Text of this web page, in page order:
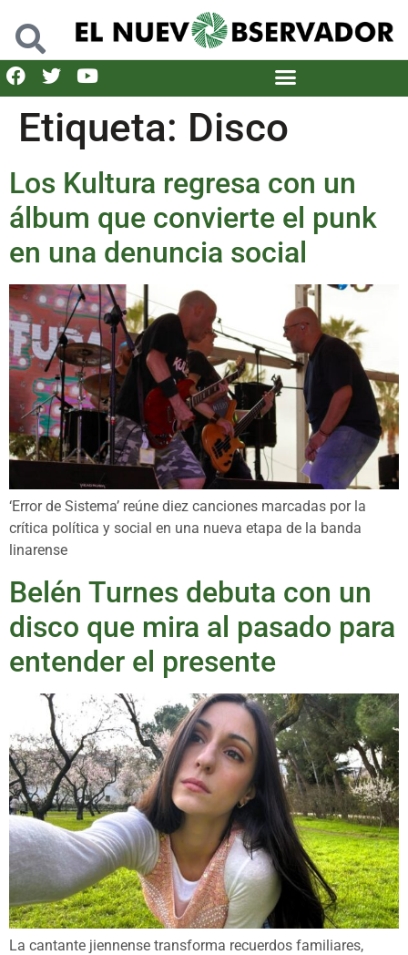
Etiqueta: Disco
Los Kultura regresa con un
álbum que convierte el punk
en una denuncia social
‘Error de Sistema’ reúne diez canciones marcadas por la
crítica política y social en una nueva etapa de la banda
linarense
Belén Turnes debuta con un
disco que mira al pasado para
entender el presente
La cantante jiennense transforma recuerdos familiares,